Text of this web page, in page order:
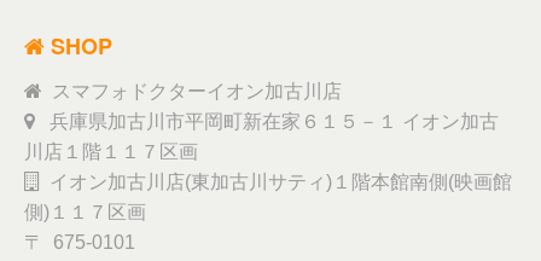
SHOP
スマフォドクターイオン加古川店
兵庫県加古川市平岡町新在家６１５－１ イオン加古
川店１階１１７区画
イオン加古川店(東加古川サティ)１階本館南側(映画館
側)１１７区画
〒 675-0101